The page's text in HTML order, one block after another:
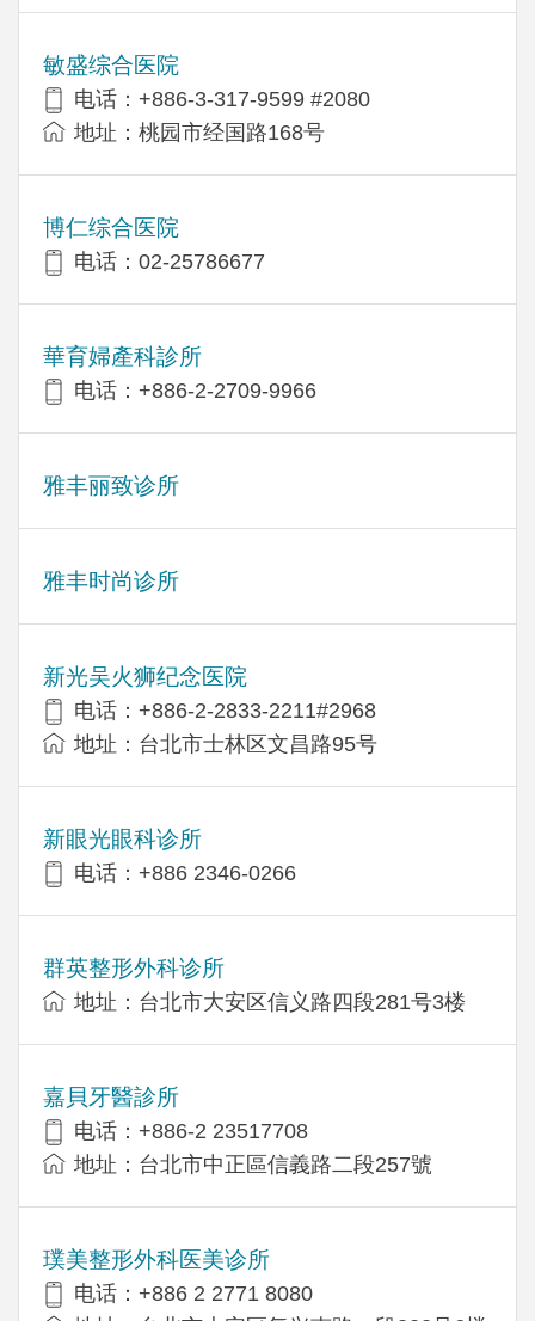
敏盛综合医院
电话：+886-3-317-9599 #2080
地址：桃园市经国路168号
博仁综合医院
电话：02-25786677
華育婦產科診所
电话：+886-2-2709-9966
雅丰丽致诊所
雅丰时尚诊所
新光吴火狮纪念医院
电话：+886-2-2833-2211#2968
地址：台北市士林区文昌路95号
新眼光眼科诊所
电话：+886 2346-0266
群英整形外科诊所
地址：台北市大安区信义路四段281号3楼
嘉貝牙醫診所
电话：+886-2 23517708
地址：台北市中正區信義路二段257號
璞美整形外科医美诊所
电话：+886 2 2771 8080